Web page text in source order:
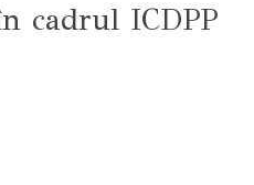
cadrul ICDPP